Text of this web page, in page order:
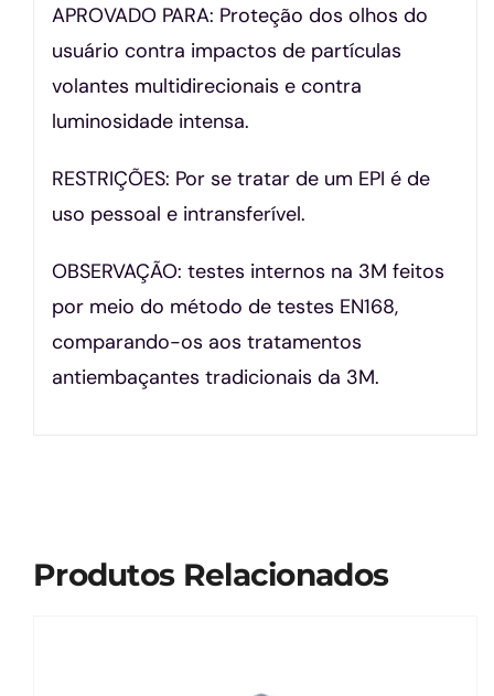
APROVADO PARA: Proteção dos olhos do
usuário contra impactos de partículas
volantes multidirecionais e contra
luminosidade intensa.
RESTRIÇÕES: Por se tratar de um EPI é de
uso pessoal e intransferível.
OBSERVAÇÃO: testes internos na 3M feitos
por meio do método de testes EN168,
comparando-os aos tratamentos
antiembaçantes tradicionais da 3M.
Produtos Relacionados